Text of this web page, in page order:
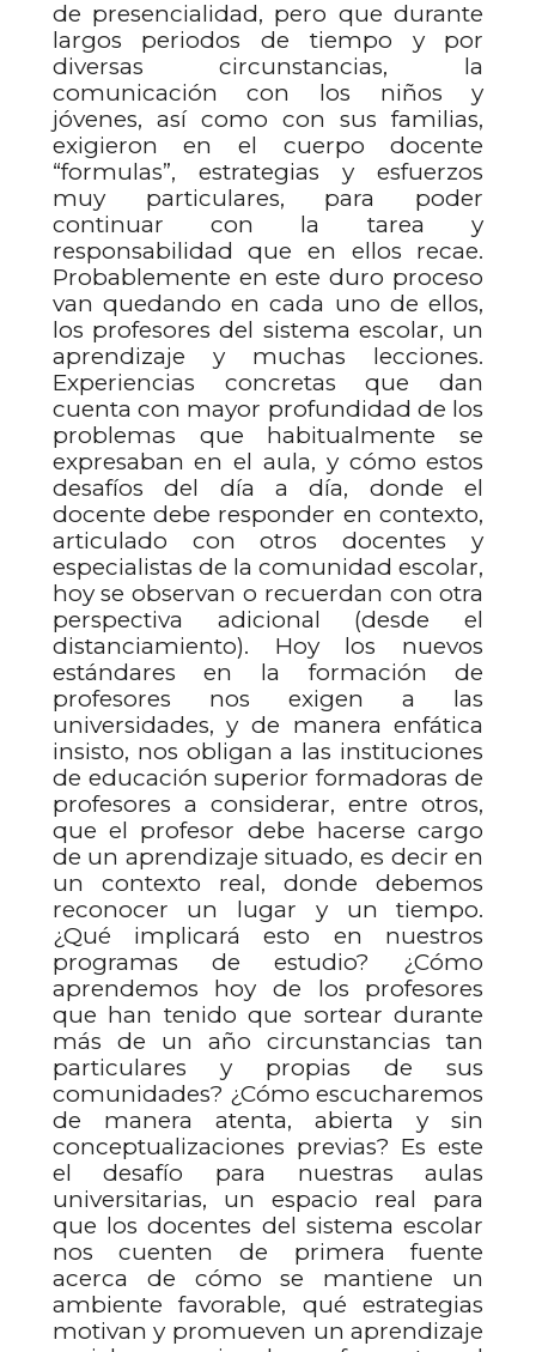
de presencialidad, pero que durante
largos periodos de tiempo y por
diversas circunstancias, la
comunicación con los niños y
jóvenes, así como con sus familias,
exigieron en el cuerpo docente
“formulas”, estrategias y esfuerzos
muy particulares, para poder
continuar con la tarea y
responsabilidad que en ellos recae.
Probablemente en este duro proceso
van quedando en cada uno de ellos,
los profesores del sistema escolar, un
aprendizaje y muchas lecciones.
Experiencias concretas que dan
cuenta con mayor profundidad de los
problemas que habitualmente se
expresaban en el aula, y cómo estos
desafíos del día a día, donde el
docente debe responder en contexto,
articulado con otros docentes y
especialistas de la comunidad escolar,
hoy se observan o recuerdan con otra
perspectiva adicional (desde el
distanciamiento). Hoy los nuevos
estándares en la formación de
profesores nos exigen a las
universidades, y de manera enfática
insisto, nos obligan a las instituciones
de educación superior formadoras de
profesores a considerar, entre otros,
que el profesor debe hacerse cargo
de un aprendizaje situado, es decir en
un contexto real, donde debemos
reconocer un lugar y un tiempo.
¿Qué implicará esto en nuestros
programas de estudio? ¿Cómo
aprendemos hoy de los profesores
que han tenido que sortear durante
más de un año circunstancias tan
particulares y propias de sus
comunidades? ¿Cómo escucharemos
de manera atenta, abierta y sin
conceptualizaciones previas? Es este
el desafío para nuestras aulas
universitarias, un espacio real para
que los docentes del sistema escolar
nos cuenten de primera fuente
acerca de cómo se mantiene un
ambiente favorable, qué estrategias
motivan y promueven un aprendizaje